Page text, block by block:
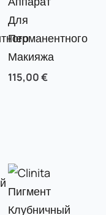
Для
Перманентного
Макияжа
115,00€